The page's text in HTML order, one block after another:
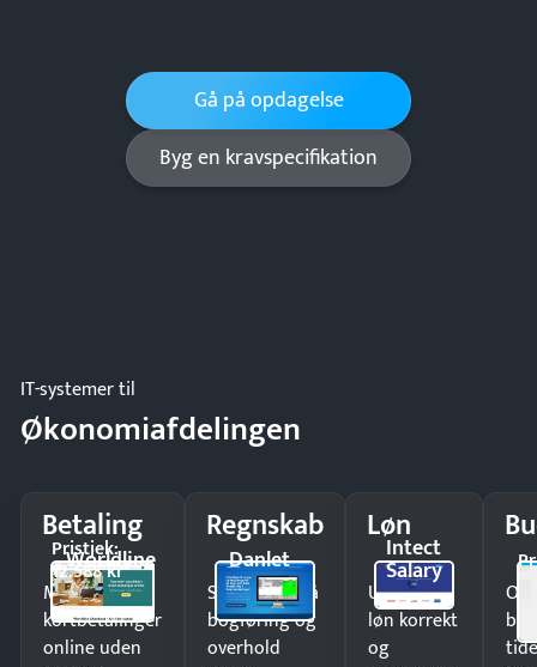
Gå på opdagelse
Byg en kravspecifikation
IT-systemer til
Økonomiafdelingen
Betaling
Worldline
Pristjek:
12.588 kr
Modtag
kortbetalinger
online uden
Regnskab
Danlet
Spar timer på
bogføring og
overhold
Løn
Intect
Salary
Udbetal
løn korrekt
og